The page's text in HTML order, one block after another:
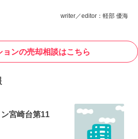
writer／editor：軽部 優海
ョンの売却相談はこちら
宮崎台第11